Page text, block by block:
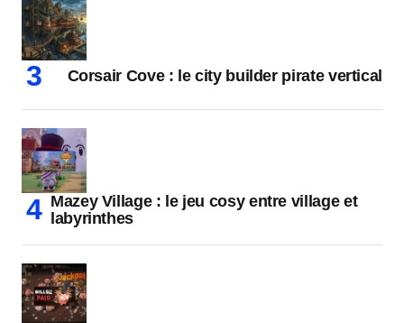
Corsair Cove : le city builder pirate vertical
Mazey Village : le jeu cosy entre village et
labyrinthes